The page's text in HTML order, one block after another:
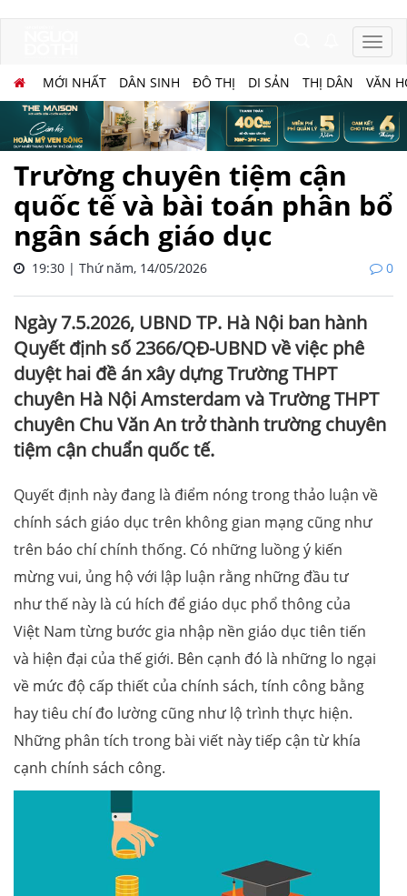
MỚI NHẤT DÂN SINH ĐÔ THỊ DI SẢN THỊ DÂN VĂN
Trường chuyên tiệm cận
quốc tế và bài toán phân bổ
ngân sách giáo dục
19:30 | Thứ năm, 14/05/2026 0
Ngày 7.5.2026, UBND TP. Hà Nội ban hành
Quyết định số 2366/QĐ-UBND về việc phê
duyệt hai đề án xây dựng Trường THPT
chuyên Hà Nội Amsterdam và Trường THPT
chuyên Chu Văn An trở thành trường chuyên
tiệm cận chuẩn quốc tế.
Quyết định này đang là điểm nóng trong thảo luận về
chính sách giáo dục trên không gian mạng cũng như
trên báo chí chính thống. Có những luồng ý kiến
mừng vui, ủng hộ với lập luận rằng những đầu tư
như thế này là cú hích để giáo dục phổ thông của
Việt Nam từng bước gia nhập nền giáo dục tiên tiến
và hiện đại của thế giới. Bên cạnh đó là những lo ngại
về mức độ cấp thiết của chính sách, tính công bằng
hay tiêu chí đo lường cũng như lộ trình thực hiện.
Những phân tích trong bài viết này tiếp cận từ khía
cạnh chính sách công.